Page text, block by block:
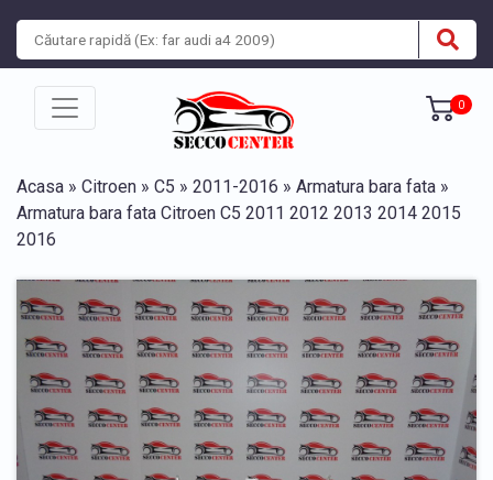
0
Acasa » Citroen » C5 » 2011-2016 » Armatura bara fata »
Armatura bara fata Citroen C5 2011 2012 2013 2014 2015
2016